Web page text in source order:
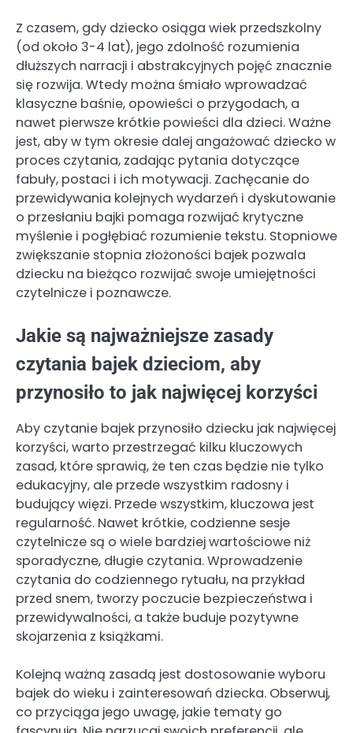
Z czasem, gdy dziecko osiąga wiek przedszkolny
(od około 3-4 lat), jego zdolność rozumienia
dłuższych narracji i abstrakcyjnych pojęć znacznie
się rozwija. Wtedy można śmiało wprowadzać
klasyczne baśnie, opowieści o przygodach, a
nawet pierwsze krótkie powieści dla dzieci. Ważne
jest, aby w tym okresie dalej angażować dziecko w
proces czytania, zadając pytania dotyczące
fabuły, postaci i ich motywacji. Zachęcanie do
przewidywania kolejnych wydarzeń i dyskutowanie
o przesłaniu bajki pomaga rozwijać krytyczne
myślenie i pogłębiać rozumienie tekstu. Stopniowe
zwiększanie stopnia złożoności bajek pozwala
dziecku na bieżąco rozwijać swoje umiejętności
czytelnicze i poznawcze.
Jakie są najważniejsze zasady
czytania bajek dzieciom, aby
przynosiło to jak najwięcej korzyści
Aby czytanie bajek przynosiło dziecku jak najwięcej
korzyści, warto przestrzegać kilku kluczowych
zasad, które sprawią, że ten czas będzie nie tylko
edukacyjny, ale przede wszystkim radosny i
budujący więzi. Przede wszystkim, kluczowa jest
regularność. Nawet krótkie, codzienne sesje
czytelnicze są o wiele bardziej wartościowe niż
sporadyczne, długie czytania. Wprowadzenie
czytania do codziennego rytuału, na przykład
przed snem, tworzy poczucie bezpieczeństwa i
przewidywalności, a także buduje pozytywne
skojarzenia z książkami.
Kolejną ważną zasadą jest dostosowanie wyboru
bajek do wieku i zainteresowań dziecka. Obserwuj,
co przyciąga jego uwagę, jakie tematy go